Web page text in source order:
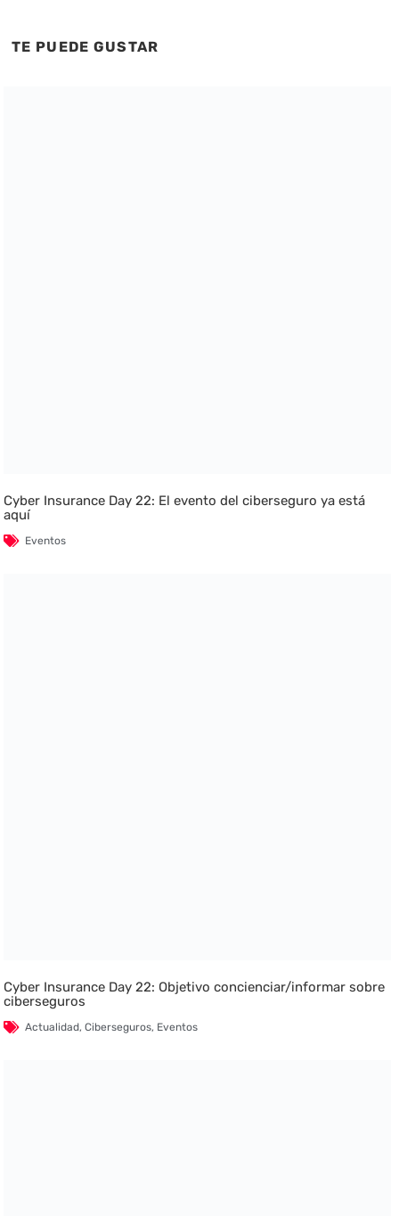
TE PUEDE GUSTAR
Cyber Insurance Day 22: El evento del ciberseguro ya está
aquí
Eventos
Cyber Insurance Day 22: Objetivo concienciar/informar sobre
ciberseguros
Actualidad,Ciberseguros, Eventos